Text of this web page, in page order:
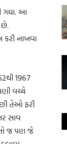
ગયા. આ
છે.
નાખવા
1967
વચ્ચે
તેઓ ફરી
સાવ
જ પણ જે